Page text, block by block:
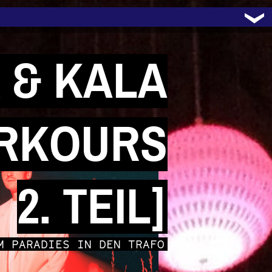
& KALA
2. TEIL]
PARADIES IN DEN TRAFO